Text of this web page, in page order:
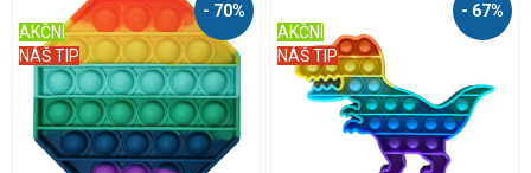
- 70%
NÁŠ TIP
AKČNÍ
- 67%
NÁŠ TIP
AKČNÍ